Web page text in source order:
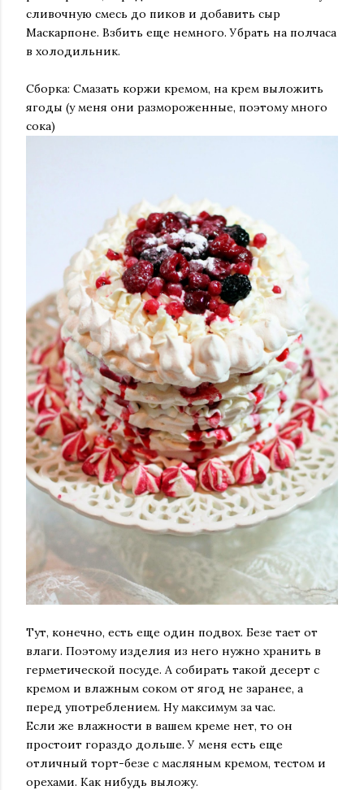
сливочную смесь до пиков и добавить сыр
Маскарпоне. Взбить еще немного. Убрать на полчаса
в холодильник.
Сборка: Смазать коржи кремом, на крем выложить
ягоды (у меня они размороженные, поэтому много
сока)
Тут, конечно, есть еще один подвох. Безе тает от
влаги. Поэтому изделия из него нужно хранить в
герметической посуде. А собирать такой десерт с
кремом и влажным соком от ягод не заранее, а
перед употреблением. Ну максимум за час.
Если же влажности в вашем креме нет, то он
простоит гораздо дольше. У меня есть еще
отличный торт-безе с масляным кремом, тестом и
орехами. Как нибудь выложу.